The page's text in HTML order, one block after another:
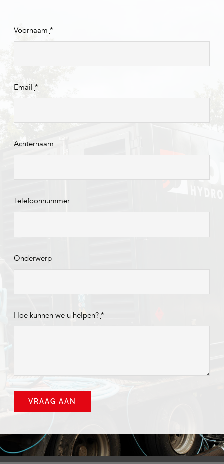
Voornaam *
Email *
Achternaam
Telefoonnummer
Onderwerp
Hoe kunnen we u helpen? *
VRAAG AAN